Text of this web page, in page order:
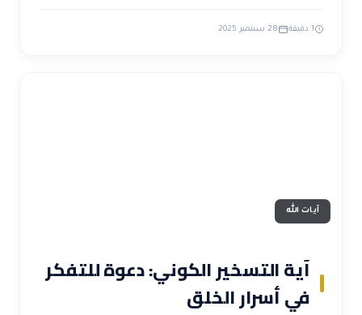
1 دقيقة 28 سبتمبر 2025
آيات الله
آية التسخير الكوني: دعوة للتفكر
في أسرار الخلق